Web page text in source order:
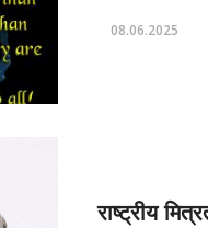
08.06.2025
राष्ट्रीय